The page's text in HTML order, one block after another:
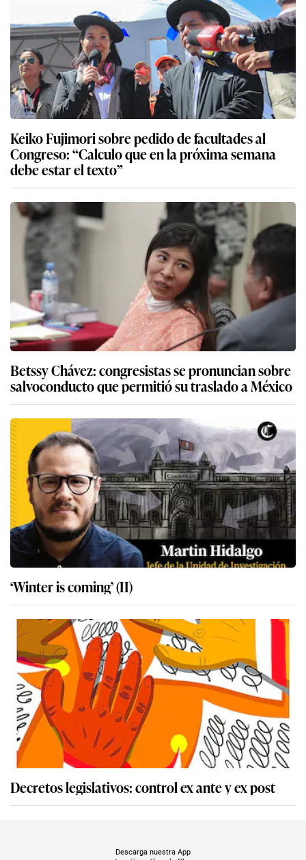
Keiko Fujimori sobre pedido de facultades al
Congreso: “Calculo que en la próxima semana
debe estar el texto”
Betssy Chávez: congresistas se pronuncian sobre
salvoconducto que permitió su traslado a México
‘Winter is coming’ (II)
Decretos legislativos: control ex ante y ex post
Descarga nuestra App